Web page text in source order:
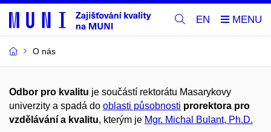
EN
O nás
Odbor pro kvalitu je součástí rektorátu Masarykovy
univerzity a spadá do oblasti působnosti prorektora pro
vzdělávání a kvalitu, kterým je Mgr. Michal Bulant, Ph.D.